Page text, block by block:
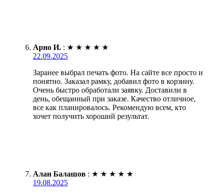
Арно И. : ★ ★ ★ ★ ★
22.09.2025
Заранее выбрал печать фото. На сайте все просто и
понятно. Заказал рамку, добавил фото в корзину.
Очень быстро обработали заявку. Доставили в
день, обещанный при заказе. Качество отличное,
все как планировалось. Рекомендую всем, кто
хочет получить хороший результат.
Алан Балашов : ★ ★ ★ ★ ★
19.08.2025